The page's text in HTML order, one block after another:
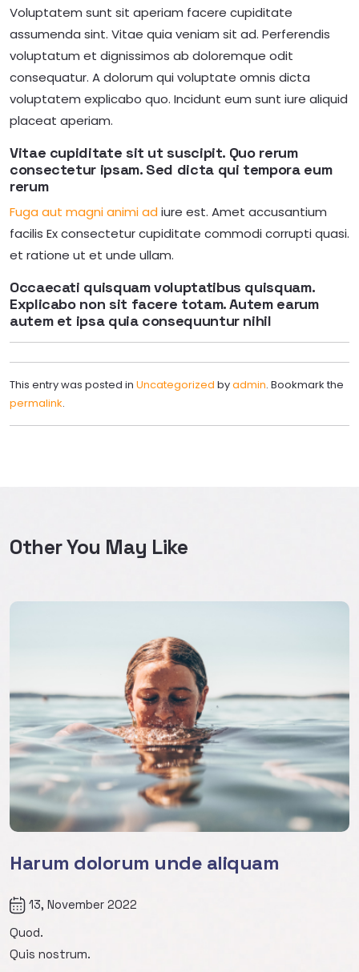
Voluptatem sunt sit aperiam facere cupiditate
assumenda sint. Vitae quia veniam sit ad. Perferendis
voluptatum et dignissimos ab doloremque odit
consequatur. A dolorum qui voluptate omnis dicta
voluptatem explicabo quo. Incidunt eum sunt iure aliquid
placeat aperiam.
Vitae cupiditate sit ut suscipit. Quo rerum
consectetur ipsam. Sed dicta qui tempora eum
rerum
Fuga aut magni animi ad iure est. Amet accusantium
facilis Ex consectetur cupiditate commodi corrupti quasi.
et ratione ut et unde ullam.
Occaecati quisquam voluptatibus quisquam.
Explicabo non sit facere totam. Autem earum
autem et ipsa quia consequuntur nihil
This entry was posted in Uncategorized byadmin. Bookmark the
permalink.
Other You May Like
Harum dolorum unde aliquam
13, November 2022
Quod.
Quis nostrum.